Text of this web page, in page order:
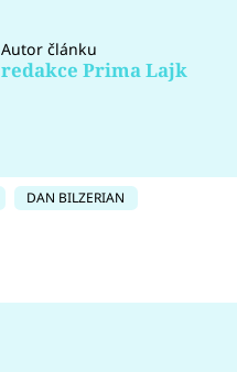
Autor článku
redakce Prima Lajk
DAN BILZERIAN